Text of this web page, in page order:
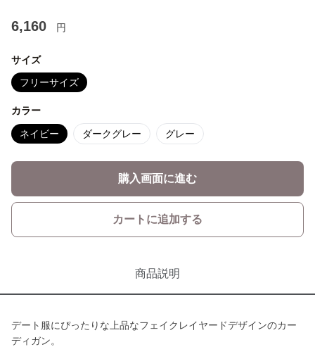
6,160 円
サイズ
フリーサイズ
カラー
ネイビー ダークグレー グレー
購入画面に進む
カートに追加する
商品説明
デート服にぴったりな上品なフェイクレイヤードデザインのカー
ディガン。